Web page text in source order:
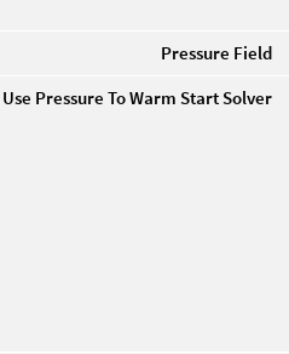
Pressure Field
Use Pressure To Warm Start Solver